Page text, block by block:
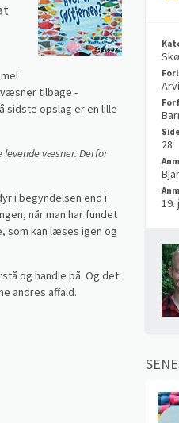
tilbage -
sidste opslag er en lille
væsner. Derfor
i begyndelsen end i
når man har fundet
som kan læses igen og
og handle på. Og det
andres affald.
28
19.